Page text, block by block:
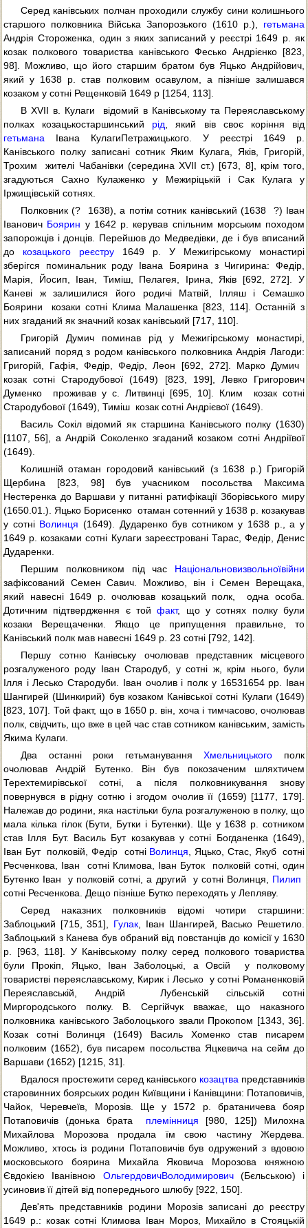
Серед канівських полчан проходили службу сини колишнього
старшого полковника Війська Запорозького (1610 р.), гетьмана
Андрія Стороженка, один з яких записаний у реєстрі 1649 р. як
козак полкового товариства канівського Фесько Андрієнко [823,
98]. Можливо, що його старшим братом був Яцько Андрійович,
який у 1638 р. став полковим осавулом, а пізніше залишався
козаком у сотні Рещенковій 1649 р [1254, 113].
В XVII в. Кулаги  відомий в Канівському та Переяславському
полках козацькостаршинський рід , який вів своє коріння від
гетьмана Івана КулагиПетражицького. У реєстрі 1649 р.
Канівського полку записані сотник Яким Кулага, Яків, Григорій,
Трохим  жителі Чабанівки (середина ХVІІ ст.) [673, 8], крім того,
згадуються Сахно Кулаженко у Межиріцькій і Сак Кулага у
Іржищівській сотнях.
Полковник (?  1638), а потім сотник канівський (1638  ?) Іван
Іванович Боярин у 1642 р. керував спільним морським походом
запорожців і донців. Перейшов до Медведівки, де і був вписаний
до козацького реєстру 1649 р. У Межигірському монастирі
зберігся поминальник роду Івана Боярина з Чигирина: Федір,
Марія, Йосип, Іван, Тиміш, Пелагея, Ірина, Яків [692, 272]. У
Каневі ж залишилися його родичі Матвій, Ілляш і Семашко
Боярини  козаки сотні Клима Малашенка [823, 114]. Останній з
них згаданий як значний козак канівський [717, 110].
Григорій Думич поминав рід у Межигірському монастирі,
записаний поряд з родом канівського полковника Андрія Лагоди:
Григорій, Гафія, Федір, Федір, Леон [692, 272]. Марко Думич 
козак сотні Стародубової (1649) [823, 199], Левко Григорович
Думенко  проживав у с. Литвинці [695, 10]. Клим  козак сотні
Стародубової (1649), Тиміш  козак сотні Андрієвої (1649).
Василь Сокіл відомий як старшина Канівського полку (1630)
[1107, 56], а Андрій Соколенко згаданий козаком сотні Андріївої
(1649).
Колишній отаман городовий канівський (з 1638 р.) Григорій
Щербина [823, 98] був учасником посольства Максима
Нестеренка до Варшави у питанні ратифікації Зборівського миру
(1650.01.). Яцько Борисенко  отаман сотенний у 1638 р. козакував
у сотні Волинця (1649). Дударенко був сотником у 1638 р., а у
1649 р. козаками сотні Кулаги зареєстровані Тарас, Федір, Денис
Дударенки.
Першим полковником під час Національновизвольноївійни
зафіксований Семен Савич. Можливо, він і Семен Верещака,
який навесні 1649 р. очолював козацький полк,  одна особа.
Дотичним підтвердження є тойфакт, що у сотнях полку були
козаки Верещаченки. Якщо це припущення правильне, то
Канівський полк мав навесні 1649 р. 23 сотні [792, 142].
Першу сотню Канівську очолював представник місцевого
розгалуженого роду Іван Стародуб, у сотні ж, крім нього, були
Ілля і Лесько Стародуби. Іван очолив і полк у 16531654 рр. Іван
Шангирей (Шинкирий) був козаком Канівської сотні Кулаги (1649)
[823, 107]. Той факт, що в 1650 р. він, хоча і тимчасово, очолював
полк, свідчить, що вже в цей час став сотником канівським, замість
Якима Кулаги.
Два останні роки гетьмануванняХмельницького полк
очолював Андрій Бутенко. Він був покозаченим шляхтичем
Терехтемирівської сотні, а після полковникування знову
повернувся в рідну сотню і згодом очолив її (1659) [1177, 179].
Належав до родини, яка настільки була розгалуженою в полку, що
мала кілька гілок (Бути, Бутки і Бутенки). Ще у 1638 р. сотником
став Ілля Бут. Василь Бут козакував у сотні Богданенка (1649),
Іван Бут  полковій, Федір  сотні Волинця , Яцько, Стас, Якуб  сотні
Ресченкова, Іван  сотні Климова, Іван Буток  полковій сотні, один
Бутенко Іван  у полковій сотні, а другий  у сотні Волинця, Пилип
сотні Ресченкова. Дещо пізніше Бутко переходять у Лепляву.
Серед наказних полковників відомі чотири старшини:
Заблоцький [715, 351], Гулак , Іван Шангирей, Васько Решетило.
Заблоцький з Канева був обраний від повстанців до комісії у 1630
р. [963, 118]. У Канівському полку серед полкового товариства
були Прокіп, Яцько, Іван Заболоцькі, а Овсій  у полковому
товаристві переяславському, Кирик і Лесько  у сотні Романенковій
Переяславській, Андрій  Лубенській сільській сотні
Миргородського полку. В. Сергійчук вважає, що наказного
полковника канівського Заболоцького звали Прокопом [1343, 36].
Козак сотні Волинця (1649) Василь Хоменко став писарем
полковим (1652), був писарем посольства Яцкевича на сейм до
Варшави (1652) [1215, 31].
Вдалося простежити серед канівського козацтва представників
старовинних боярських родин Київщини і Канівщини: Потаповичів,
Чайок, Черевчеїв, Морозів. Ще у 1572 р. братаничева бояр
Потаповичів (донька брата  племінниця [980, 125]) Милохна
Михайлова Морозова продала їм свою частину Жердева.
Можливо, хтось із родини Потаповичів був одружений з вдовою
московського боярина Михайла Яковича Морозова княжною
Євдокією Іванівною ОльгердовичВолодимирович(Бєльською) і
усиновив її дітей від попереднього шлюбу [922, 150].
Дев'ять представників родини Морозів записані до реєстру
1649 р.: козак сотні Климова Іван Мороз, Михайло в Стояцькій